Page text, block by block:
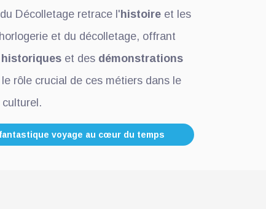
Décolletage retrace l' histoire et les
et du décolletage, offrant
et des démonstrations
rôle crucial de ces métiers dans le
voyage au cœur du temps